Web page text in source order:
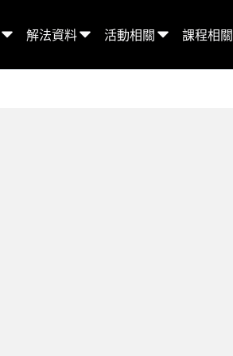
解法資料 活動相關 課程相關